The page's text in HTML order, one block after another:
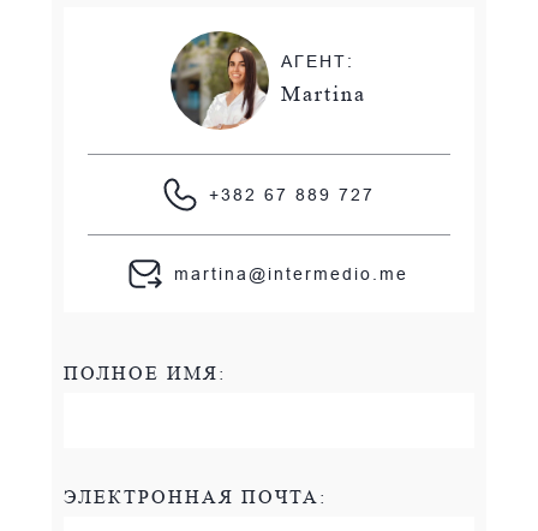
АГЕНТ:
Martina
+382 67 889 727
martina@intermedio.me
ПОЛНОЕ ИМЯ:
ЭЛЕКТРОННАЯ ПОЧТА: